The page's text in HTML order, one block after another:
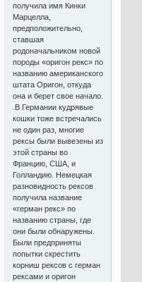
получила имя Кинки
Марцелла,
предположительно,
ставшая
родоначальником новой
породы «оригон рекс» по
названию американского
штата Оригон, откуда
она и берет свое начало.
.В Германии кудрявые
кошки тоже встречались
не один раз, многие
рексы были вывезены из
этой страны во
Францию, США, и
Голландию. Немецкая
разновидность рексов
получила название
«герман рекс» по
названию страны, где
они были обнаружены.
Были предприняты
попытки скрестить
корниш рексов с герман
рексами и оригон